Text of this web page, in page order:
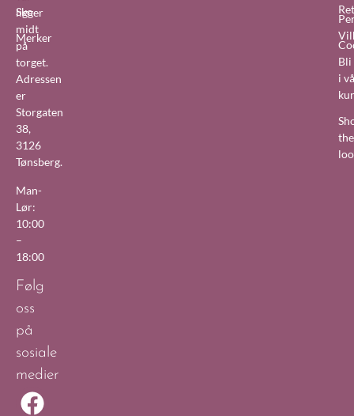
ligger
midt
på
torget.
Adressen
er
Storgaten
38,
3126
Tønsberg.
Man-
Lør:
10:00
–
18:00
Følg
oss
på
sosiale
medier
Sko
Merker
Bli
i
the